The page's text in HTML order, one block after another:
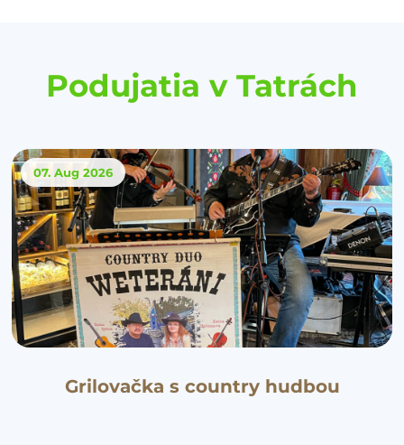
Podujatia v Tatrách
07. Aug 2026
Grilovačka s country hudbou